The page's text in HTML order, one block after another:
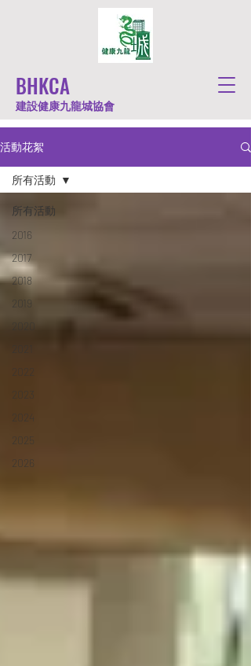
BHKCA
建設健康九龍城協會
活動花絮
所有活動
2016
2017
2018
2019
2023
2024
2025
2026
所有活動